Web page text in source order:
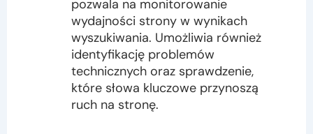
pozwala na monitorowanie
wydajności strony w wynikach
wyszukiwania. Umożliwia również
identyfikację problemów
technicznych oraz sprawdzenie,
które słowa kluczowe przynoszą
ruch na stronę.